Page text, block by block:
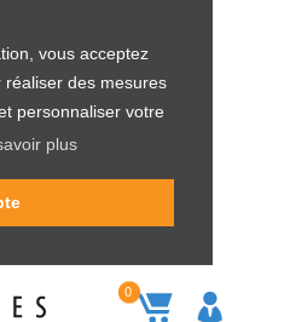
vous acceptez
réaliser des mesures
personnaliser votre
plus
0